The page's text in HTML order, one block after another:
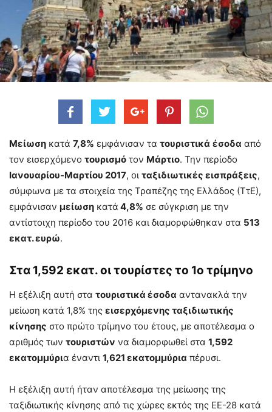
Μείωση κατά 7,8% εμφάνισαν τα τουριστικά έσοδα από
τον εισερχόμενο τουρισμό τον Μάρτιο. Την περίοδο
Ιανουαρίου-Μαρτίου 2017, οι ταξιδιωτικές εισπράξεις,
σύμφωνα με τα στοιχεία της Τραπέζης της Ελλάδος (ΤτΕ),
εμφάνισαν μείωση κατά 4,8% σε σύγκριση με την
αντίστοιχη περίοδο του 2016 και διαμορφώθηκαν στα 513
εκατ. ευρώ.
Στα 1,592 εκατ. οι τουρίστες το 1ο τρίμηνο
Η εξέλιξη αυτή στα τουριστικά έσοδα αντανακλά την
μείωση κατά 1,8% της εισερχόμενης ταξιδιωτικής
κίνησης στο πρώτο τρίμηνο του έτους, με αποτέλεσμα ο
αριθμός των τουριστών να διαμορφωθεί στα 1,592
εκατομμύρια έναντι 1,621 εκατομμύρια πέρυσι.
Η εξέλιξη αυτή ήταν αποτέλεσμα της μείωσης της
ταξιδιωτικής κίνησης από τις χώρες εκτός της ΕΕ-28 κατά